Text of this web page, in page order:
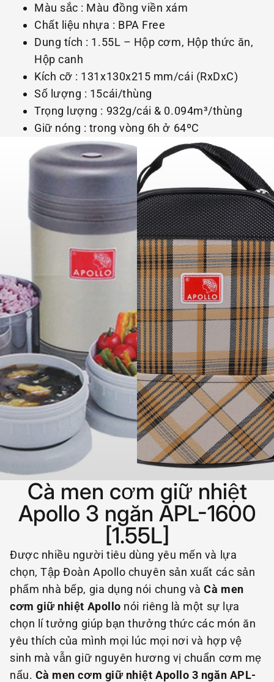
Màu sắc : Màu đồng viền xám
Chất liệu nhựa : BPA Free
Dung tích : 1.55L – Hộp cơm, Hộp thức ăn,
Hộp canh
Kích cỡ : 131x130x215 mm/cái (RxDxC)
Số lượng : 15cái/thùng
Trọng lượng : 932g/cái & 0.094m³/thùng
Giữ nóng : trong vòng 6h ở 64ºC
Cà men cơm giữ nhiệt
Apollo 3 ngăn APL-1600
[1.55L]
Được nhiều người tiêu dùng yêu mến và lựa
chọn, Tập Đoàn Apollo chuyên sản xuất các sản
phẩm nhà bếp, gia dụng nói chung vàCà men
cơm giữ nhiệt Apollo nói riêng là một sự lựa
chọn lí tưởng giúp bạn thưởng thức các món ăn
yêu thích của mình mọi lúc mọi nơi và hợp vệ
sinh mà vẫn giữ nguyên hương vị chuẩn cơm mẹ
nấu. Cà men cơm giữ nhiệt Apollo 3 ngăn APL-